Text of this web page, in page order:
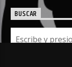
BUSCAR